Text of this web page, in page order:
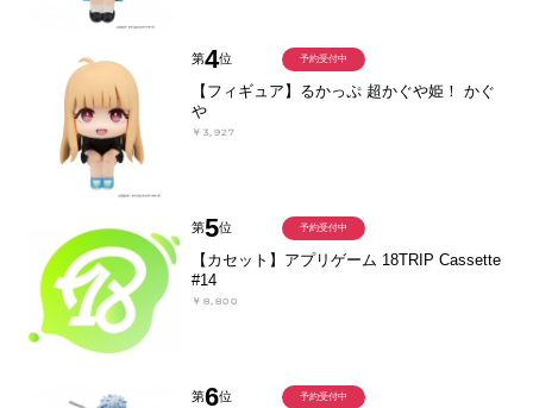
第4位
【フィギュア】るかっぷ 超かぐや姫！ かぐ
や
￥3,927
予約受付中
第5位
【カセット】アプリゲーム 18TRIP Cassette
#14
￥8,800
予約受付中
第6位 予約受付中